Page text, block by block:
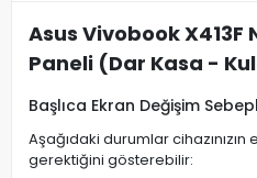
Asus Vivobook X413F
Paneli (Dar Kasa -
Başlıca Ekran Değişim
Aşağıdaki durumlar cihazınızın
gerektiğini gösterebilir: